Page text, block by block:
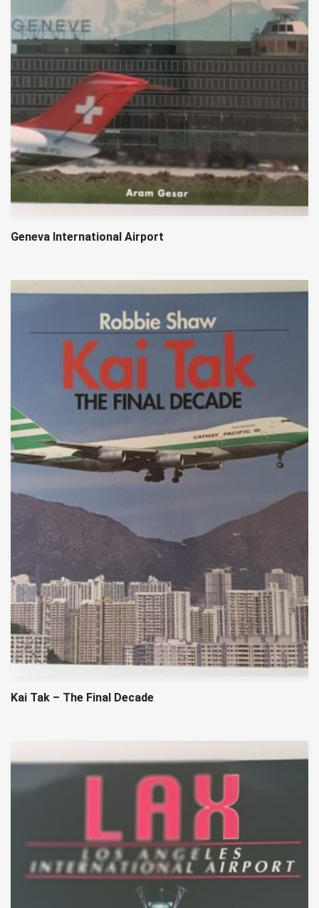
Geneva International Airport
Kai Tak – The Final Decade